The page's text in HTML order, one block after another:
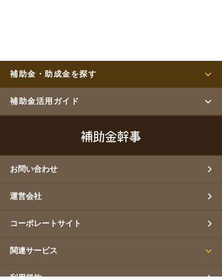
補助金・助成金を探す
補助金活用ガイド
お問い合わせ
運営会社
コーポレートサイト
関連サービス
利用規約